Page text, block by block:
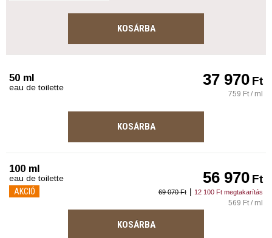
KOSÁRBA
50 ml
eau de toilette 37 970Ft
759 Ft / ml
KOSÁRBA
100 ml
eau de toilette
AKCIÓ 69 070 Ft | 12 100 Ft megtakarítás
56 970Ft
569 Ft / ml
KOSÁRBA